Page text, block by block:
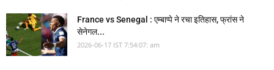
France vs Senegal : एम्बाप्पे ने रचा इतिहास, फ्रांस ने
सेनेगल...
2026-06-17 IST 7:54:07: am